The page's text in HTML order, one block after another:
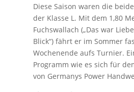
Diese Saison waren die
der Klasse L. Mit dem 1,80
Fuchswallach („Das war
Blick“) fährt er im Sommer
Wochenende aufs Turnier.
Programm wie es sich für
von Germanys Power